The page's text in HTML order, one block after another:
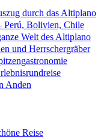
durch das Altiplano
Perú, Bolivien, Chile
Welt des Altiplano
und Herrschergräber
Anden
Reise